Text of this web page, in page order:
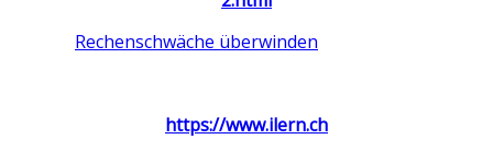
Rechenschwäche überwinden
https://www.ilern.ch